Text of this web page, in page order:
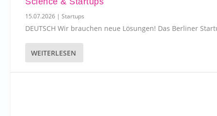
15.07.2026 |Startups
DEUTSCH Wir brauchen neue Lösungen! Das Berliner
WEITERLESEN